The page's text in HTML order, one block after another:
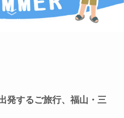
Scroll
発するご旅行、福山・三